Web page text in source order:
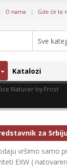
O nama Gde će te
Sve
Katalozi
Natucer Ivy Frost
za
vršimo samo
EXW (